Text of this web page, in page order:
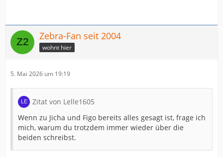
Zebra-Fan seit 2004
wohnt hier
5. Mai 2026 um 19:19
Zitat von Lelle1605
Wenn zu Jicha und Figo bereits alles gesagt ist, frage ich
mich, warum du trotzdem immer wieder über die
beiden schreibst.